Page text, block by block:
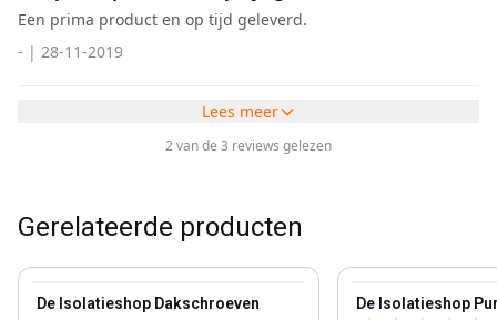
Een prima product en op tijd geleverd.
- | 28-11-2019
Lees meer
2 van de 3 reviews gelezen
Gerelateerde producten
De Isolatieshop Dakschroeven
View product De Isolatieshop
View product